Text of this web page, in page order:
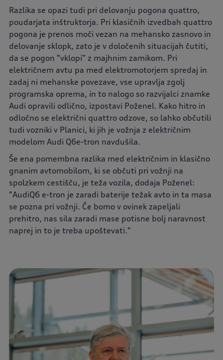
Razlika se opazi tudi pri delovanju pogona quattro,
poudarjata inštruktorja. Pri klasičnih izvedbah quattro
pogona je prenos moči vezan na mehansko zasnovo in
delovanje sklopk, zato je v določenih situacijah čutiti,
da se pogon "vklopi" z majhnim zamikom. Pri
električnem avtu pa med elektromotorjem spredaj in
zadaj ni mehanske povezave, vse upravlja zgolj
programska oprema, in to nalogo so razvijalci znamke
Audi opravili odlično, izpostavi Poženel. Kako hitro in
odločno se električni quattro odzove, so lahko občutili
tudi vozniki v Planici, ki jih je vožnja z električnim
modelom Audi Q6e-tron navdušila.
Še ena pomembna razlika med električnim in klasično
gnanim avtomobilom, ki se občuti pri vožnji na
spolzkem cestišču, je teža vozila, dodaja Poženel:
"AudiQ6 e-tron je zaradi baterije težak avto in ta masa
se pozna pri vožnji. Če bomo v ovinek zapeljali
prehitro, nas sila zaradi mase potisne bolj naravnost
naprej in to je treba upoštevati."